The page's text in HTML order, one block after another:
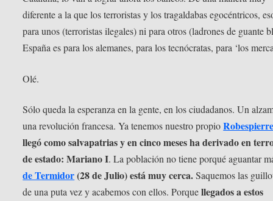
diferente a la que los terroristas y los tragaldabas egocéntricos,
para unos (terroristas ilegales) ni para otros (ladrones de guante
España es para los alemanes, para los tecnócratas, para ‘los
Olé.
Sólo queda la esperanza en la gente, en los ciudadanos. Un
una revolución francesa. Ya tenemos nuestro propio
llegó como salvapatrias y en cinco meses ha derivado en
de estado: Mariano I. La población no tiene porqué aguantar
de Termidor(28 de Julio) está muy cerca.Saquemos las
de una puta vez y acabemos con ellos. Porquellegados a estos